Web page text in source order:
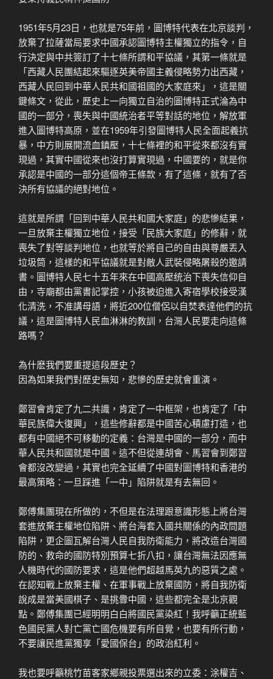
1951年5月23日，也就是75年前，圖博特代表在北京談判，
放棄了拉薩當局要求中國承認圖博特主權獨立的指令，自
行決定與中共簽訂了十七條所謂和平協議，其第一條就是
「西藏人民團結起來驅逐英美帝國主義侵略勢力出西藏，
西藏人民回到中華人民共和國祖國的大家庭來」，這是關
鍵條文，從此，歷史上一向獨立自治的圖博特正式淪為中
國的一部分，喪失與中國統治者平等對話的地位，解放軍
進入圖博特高原，並在1959年引發圖博特人民全面起義抗
暴，中方則展開流血鎮壓，十七條裡的和平從來都沒有實
現過，其實中國從來也沒打算實現過，中國要的，就是你
承認是中國的一部分這個帝王條款，有了這條，就有了否
決所有協議的絕對地位。
這就是所謂「回到中華人民共和國大家庭」的悲慘結果，
一旦放棄主權獨立地位，接受「民族大家庭」的修辭，就
喪失了對等談判地位，也就等於將自己的自由與尊嚴丟入
垃圾筒，這樣的和平協議就是對敵人武裝侵略屠殺的邀請
書。圖博特人民七十五年來在中國高壓统治下喪失信仰自
由，寺廟都由黨書記掌控，小孩被迫進入寄宿學校接受漢
化清洗，不准講母語，將近200位僧侶以自焚表達他們的抗
議，這是圖博特人民血淋淋的教訓，台灣人民要走向這條
路嗎？
為什麽我們要重提這段歷史？
因為如果我們對歷史無知，悲慘的歷史就會重演。
鄭習會肯定了九二共識，肯定了一中框架，也肯定了「中
華民族偉大復興」，這些修辭都是中國苦心積慮打造，也
都有中國絕不可移動的定義：台灣是中國的一部分，而中
華人民共和國就是中國。這不但從連胡會、馬習會到鄭習
會都沒改變過，其實也完全延續了中國對圖博特和香港的
最高策略：一旦踩進「一中」陷阱就是有去無回。
鄭傅集團現在所做的，不但是在法理跟意識形態上將台灣
套進放棄主權地位陷阱、將台海套入國共關係的內政問題
陷阱，更企圖瓦解台灣人民自我防衛能力，將改造台灣國
防的、救命的國防特別預算七折八扣，讓台灣無法因應無
人機時代的國防要求，這是他們超越馬英九的惡質之處。
在認知戰上放棄主權、在軍事戰上放棄國防，將自我防衛
說成是當美國棋子、是挑釁中國，這些都完全是北京觀
點。鄭傅集團已經明明白白將國民黨染紅！我呼籲正統藍
色國民黨人對亡黨亡國危機要有所自覺，也要有所行動，
不要讓民進黨獨享「愛國保台」的政治紅利。
我也要呼籲桃竹苗客家鄉親投票選出來的立委：涂權吉、